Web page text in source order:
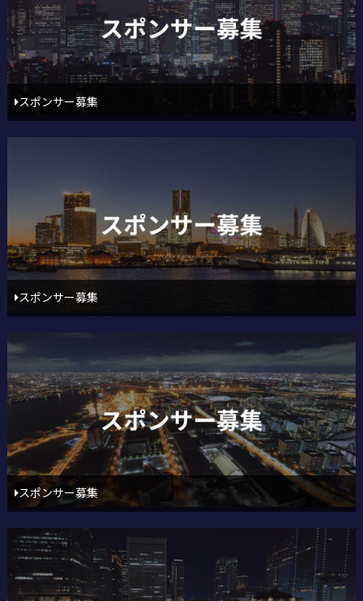
スポンサー募集
スポンサー募集
スポンサー募集